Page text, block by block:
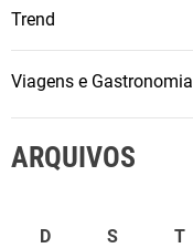
Trend
Viagens e Gastronomia
ARQUIVOS
D
S T